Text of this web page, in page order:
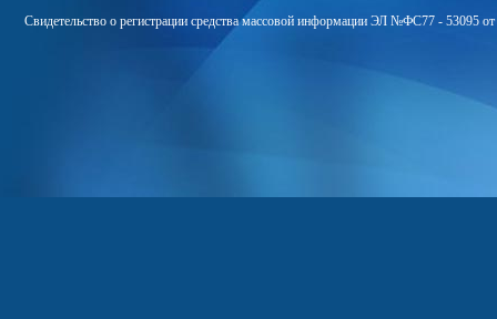
Свидетельство о регистрации средства массовой информации ЭЛ №ФС77 - 53095